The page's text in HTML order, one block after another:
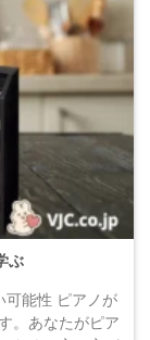
ぶ
可能性 ピアノが
。あなたがピア